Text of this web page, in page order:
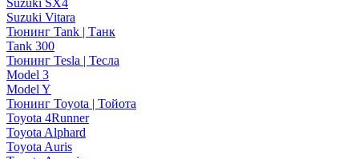
Suzuki SX4
Suzuki Vitara
Тюнинг Tank | Танк
Tank 300
Тюнинг Tesla | Тесла
Model 3
Model Y
Тюнинг Toyota | Тойота
Toyota 4Runner
Toyota Alphard
Toyota Auris